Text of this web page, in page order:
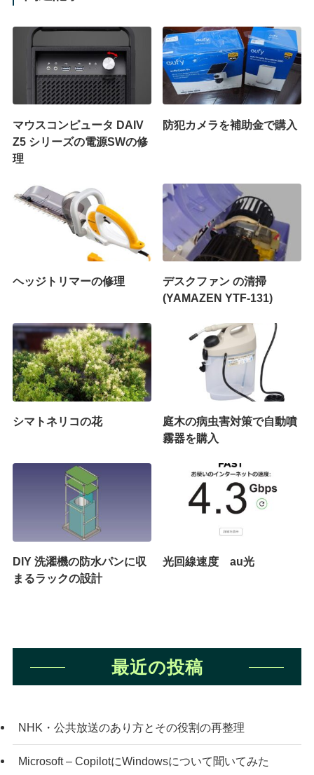
マウスコンピュータ DAIV
Z5 シリーズの電源SWの修
理
防犯カメラを補助金で購入
ヘッジトリマーの修理
デスクファン の清掃
(YAMAZEN YTF-131)
シマトネリコの花
庭木の病虫害対策で自動噴
霧器を購入
DIY 洗濯機の防水パンに収
まるラックの設計
光回線速度 au光
最近の投稿
NHK・公共放送のあり方とその役割の再整理
Microsoft – CopilotにWindowsについて聞いてみた